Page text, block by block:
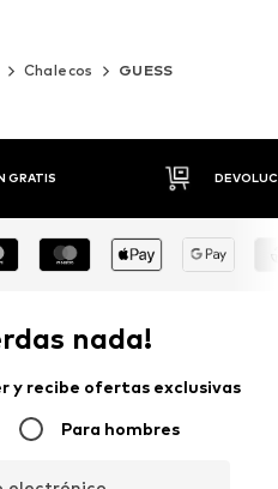
Chalecos GUESS
30 DÍAS
nada!
y recibe ofertas exclusivas
Para hombres